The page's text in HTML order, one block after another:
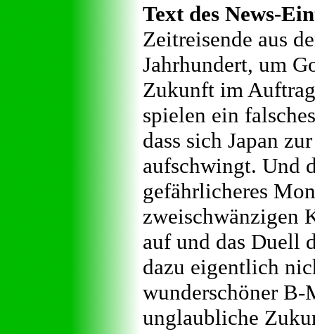
Text des News-
Zeitreisende aus
Jahrhundert, um
Zukunft im
spielen ein
dass sich Japan
aufschwingt. Und
gefährlicheres
zweischwänzigen
auf und das Duell
dazu eigentlich
wunderschöner
unglaubliche